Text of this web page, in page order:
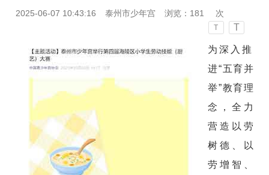
2025-06-07 10:43:16 泰州市少年宫 浏览： 181 次
T T
为深入推
进“五育并
举”教育理
念，全力
营造以劳
树德、以
劳增智、